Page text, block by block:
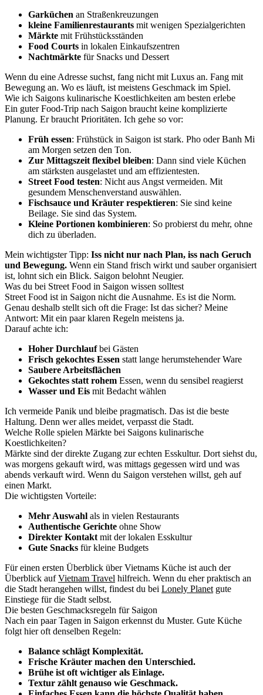
Garküchen an Straßenkreuzungen
kleine Familienrestaurants mit wenigen Spezialgerichten
Märkte mit Frühstücksständen
Food Courts in lokalen Einkaufszentren
Nachtmärkte für Snacks und Dessert
Wenn du eine Adresse suchst, fang nicht mit Luxus an. Fang mit
Bewegung an. Wo es läuft, ist meistens Geschmack im Spiel.
Wie ich Saigons kulinarische Koestlichkeiten am besten erlebe
Ein guter Food-Trip nach Saigon braucht keine komplizierte
Planung. Er braucht Prioritäten. Ich gehe so vor:
Früh essen: Frühstück in Saigon ist stark. Pho oder Banh Mi
am Morgen setzen den Ton.
Zur Mittagszeit flexibel bleiben: Dann sind viele Küchen
am stärksten ausgelastet und am effizientesten.
Street Food testen: Nicht aus Angst vermeiden. Mit
gesundem Menschenverstand auswählen.
Fischsauce und Kräuter respektieren: Sie sind keine
Beilage. Sie sind das System.
Kleine Portionen kombinieren: So probierst du mehr, ohne
dich zu überladen.
Mein wichtigster Tipp: Iss nicht nur nach Plan, iss nach Geruch
und Bewegung. Wenn ein Stand frisch wirkt und sauber organisiert
ist, lohnt sich ein Blick. Saigon belohnt Neugier.
Was du bei Street Food in Saigon wissen solltest
Street Food ist in Saigon nicht die Ausnahme. Es ist die Norm.
Genau deshalb stellt sich oft die Frage: Ist das sicher? Meine
Antwort: Mit ein paar klaren Regeln meistens ja.
Darauf achte ich:
Hoher Durchlaufbei Gästen
Frisch gekochtes Essen statt lange herumstehender Ware
Saubere Arbeitsflächen
Gekochtes statt rohem Essen, wenn du sensibel reagierst
Wasser und Eis mit Bedacht wählen
Ich vermeide Panik und bleibe pragmatisch. Das ist die beste
Haltung. Denn wer alles meidet, verpasst die Stadt.
Welche Rolle spielen Märkte bei Saigons kulinarische
Koestlichkeiten?
Märkte sind der direkte Zugang zur echten Esskultur. Dort siehst du,
was morgens gekauft wird, was mittags gegessen wird und was
abends verkauft wird. Wenn du Saigon verstehen willst, geh auf
einen Markt.
Die wichtigsten Vorteile:
Mehr Auswahl als in vielen Restaurants
Authentische Gerichte ohne Show
Direkter Kontakt mit der lokalen Esskultur
Gute Snacks für kleine Budgets
Für einen ersten Überblick über Vietnams Küche ist auch der
Überblick aufVietnam Travel hilfreich. Wenn du eher praktisch an
die Stadt herangehen willst, findest du bei Lonely Planet gute
Einstiege für die Stadt selbst.
Die besten Geschmacksregeln für Saigon
Nach ein paar Tagen in Saigon erkennst du Muster. Gute Küche
folgt hier oft denselben Regeln:
Balance schlägt Komplexität.
Frische Kräuter machen den Unterschied.
Brühe ist oft wichtiger als Einlage.
Textur zählt genauso wie Geschmack.